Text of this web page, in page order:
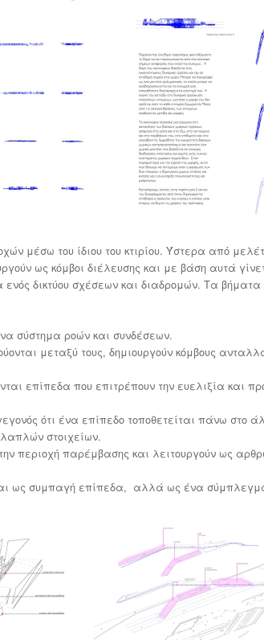
μέσω του ίδιου του κτιρίου. Ύστερα από
ως κόμβοι διέλευσης και με βάση αυτά
ενός δικτύου σχέσεων και διαδρομών. Τα βήματα
σύστημα ροών και συνδέσεων.
μεταξύ τους, δημιουργούν κόμβους
επίπεδα που επιτρέπουν την ευελιξία και
ότι ένα επίπεδο τοποθετείται πάνω στο
στοιχείων.
περιοχή παρέμβασης και λειτουργούν ως
ως συμπαγή επίπεδα, αλλά ως ένα